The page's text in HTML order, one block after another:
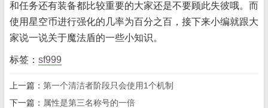
和任务还有装备都比较重要的大家还是不要顾此失彼哦。而
使用星空币进行强化的几率为百分之百，接下来小编就跟大
家说一说关于魔法盾的一些小知识。
标签： sf999
上一篇： 第一个清洁者阶段只会使用1个机制
下一篇： 属性是第三名称号的一倍